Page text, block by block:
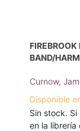
BAND/
Curnow,
Disponible
Sin stock.
en la librería